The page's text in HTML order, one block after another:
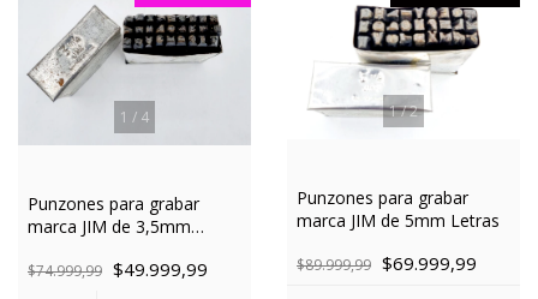
1 / 4
Punzones para grabar
marca JIM de 3,5mm
$74.999,99 $49.999,99
1/2
Punzones para grabar
marca JIM de 5mm Letras
$89.999,99 $69.999,99